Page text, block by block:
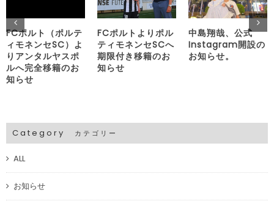
FCポルト（ポルテ
ィモネンセSC）よ
りアンタルヤスポ
ルへ完全移籍のお
知らせ
FCポルトよりポル
ティモネンセSCへ
期限付き移籍のお
知らせ
中島翔哉、公式
Instagram開設の
お知らせ。
Category カテゴリー
ALL
お知らせ